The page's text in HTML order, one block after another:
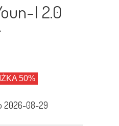
I 2.0
50%
2026-08-29